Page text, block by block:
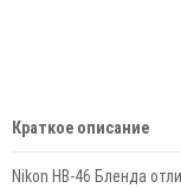
Краткое описание
Nikon HB-46 Бленда